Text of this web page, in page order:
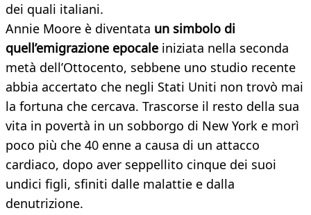
dei quali italiani.
Annie Moore è diventata un simbolo di
quell’emigrazione epocale iniziata nella seconda
metà dell’Ottocento, sebbene uno studio recente
abbia accertato che negli Stati Uniti non trovò mai
la fortuna che cercava. Trascorse il resto della sua
vita in povertà in un sobborgo di New York e morì
poco più che 40 enne a causa di un attacco
cardiaco, dopo aver seppellito cinque dei suoi
undici figli, sfiniti dalle malattie e dalla
denutrizione.